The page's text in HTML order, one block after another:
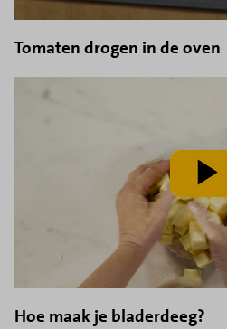
Tomaten drogen in de oven
video
af
Hoe maak je bladerdeeg?